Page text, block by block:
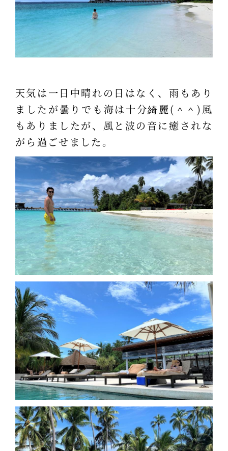
天気は一日中晴れの日はなく、雨もあり
ましたが曇りでも海は十分綺麗(＾＾)風
もありましたが、風と波の音に癒されな
がら過ごせました。